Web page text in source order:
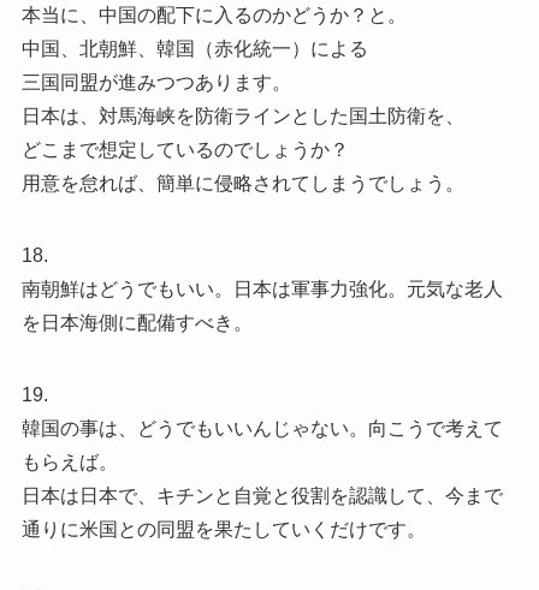
本当に、中国の配下に入るのかどうか？と。
中国、北朝鮮、韓国（赤化統一）による
三国同盟が進みつつあります。
日本は、対馬海峡を防衛ラインとした国土防衛を、
どこまで想定しているのでしょうか？
用意を怠れば、簡単に侵略されてしまうでしょう。
18.
南朝鮮はどうでもいい。日本は軍事力強化。元気な老人
を日本海側に配備すべき。
19.
韓国の事は、どうでもいいんじゃない。向こうで考えて
もらえば。
日本は日本で、キチンと自覚と役割を認識して、今まで
通りに米国との同盟を果たしていくだけです。